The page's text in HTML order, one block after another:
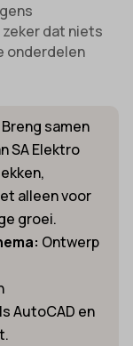
dat niets
onderdelen
Breng samen
SA Elektro
alleen voor
groei.
Ontwerp
AutoCAD en